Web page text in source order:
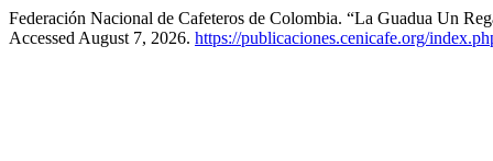
Federación Nacional de Cafeteros de Colombia. “La Guadua Un
Accessed August 7, 2026. https://publicaciones.cenicafe.org/